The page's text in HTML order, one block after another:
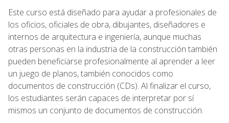
Este curso está diseñado para ayudar a profesionales de
los oficios, oficiales de obra, dibujantes, diseñadores e
internos de arquitectura e ingeniería, aunque muchas
otras personas en la industria de la construcción también
pueden beneficiarse profesionalmente al aprender a leer
un juego de planos, también conocidos como
documentos de construcción (CDs). Al finalizar el curso,
los estudiantes serán capaces de interpretar por sí
mismos un conjunto de documentos de construcción.